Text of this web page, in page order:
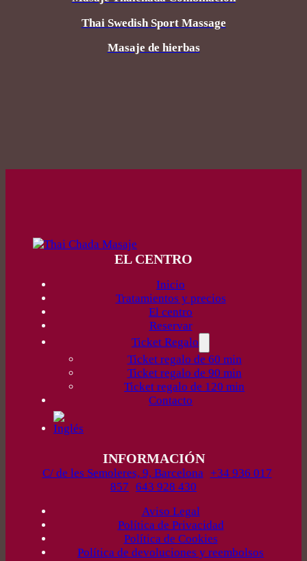
Thai Swedish Sport Massage
Masaje de hierbas
EL CENTRO
Inicio
Tratamientos y precios
El centro
Reservar
Ticket Regalo
Ticket regalo de 60 min
Ticket regalo de 90 min
Ticket regalo de 120 min
Contacto
INFORMACIÓN
C/ de les Semoleres, 9, Barcelona +34 936 017
857 643 928 430
Aviso Legal
Política de Privacidad
Política de Cookies
Política de devoluciones y reembolsos